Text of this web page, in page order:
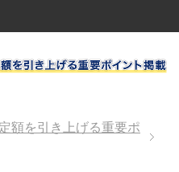
額を引き上げる重要ポ